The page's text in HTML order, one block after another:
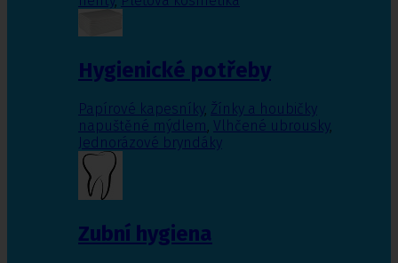
Hygienické potřeby
Papírové kapesníky, Žínky a houbičky
napuštěné mýdlem, Vlhčené ubrousky,
Jednorázové bryndáky
Zubní hygiena